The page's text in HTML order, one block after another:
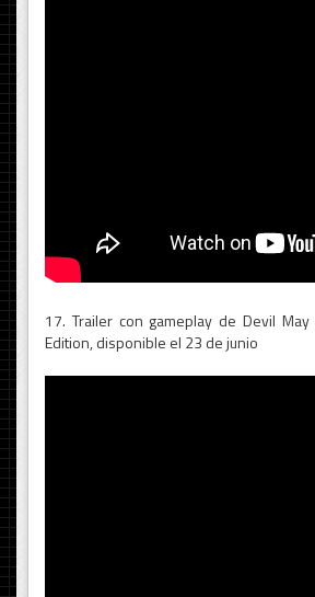
17. Trailer con gameplay de Devil
Edition, disponible el 23 de junio